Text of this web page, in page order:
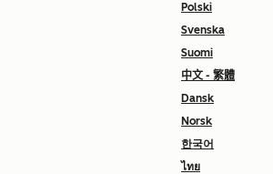
Polski
Svenska
Suomi
中文 - 繁體
Dansk
Norsk
한국어
ไทย